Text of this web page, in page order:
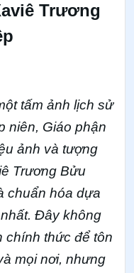
Trương
tấm ảnh lịch sử
niên, Giáo phận
ảnh và tượng
Trương Bửu
chuẩn hóa dựa
Đây không
chính thức để tôn
mọi nơi, nhưng